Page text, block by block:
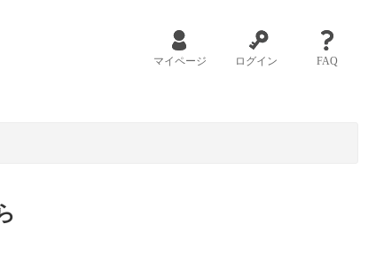
マイページ ログイン FAQ